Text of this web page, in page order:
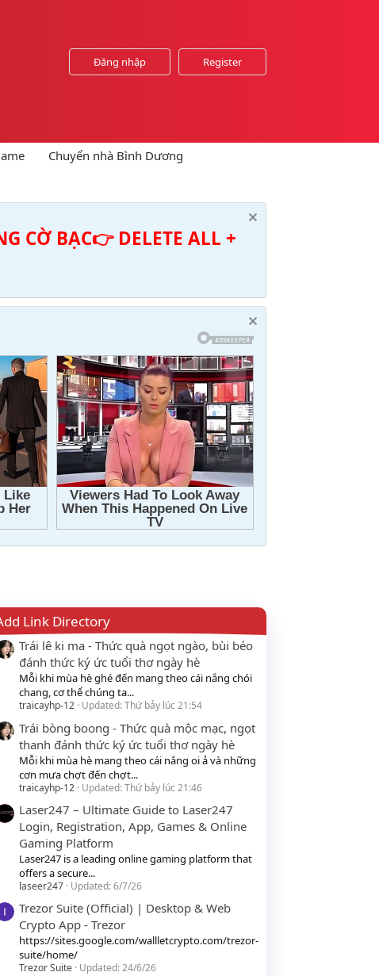
Đăng nhập Register
Chuyển nhà Bình Dương
CỜ BẠC👉 DELETE ALL +
Link Directory
Trái lê ki ma - Thức quà ngọt ngào, bùi béo
đánh thức ký ức tuổi thơ ngày hè
Mỗi khi mùa hè ghé đến mang theo cái nắng chói
chang, cơ thể chúng ta...
traicayhp-12 Updated:Thứ bảy lúc 21:54
Trái bòng boong - Thức quà mộc mạc, ngọt
thanh đánh thức ký ức tuổi thơ ngày hè
Mỗi khi mùa hè mang theo cái nắng oi ả và những
cơn mưa chợt đến chợt...
traicayhp-12 Updated:Thứ bảy lúc 21:46
Laser247 – Ultimate Guide to Laser247
Login, Registration, App, Games & Online
Gaming Platform
Laser247 is a leading online gaming platform that
offers a secure...
laseer247 Updated:6/7/26
Trezor Suite (Official) | Desktop & Web
Crypto App - Trezor
https://sites.google.com/wallletcrypto.com/trezor-
suite/home/
Trezor Suite Updated:24/6/26